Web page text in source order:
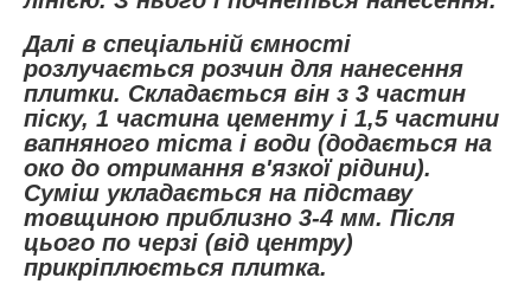
Далі в спеціальній ємності
розлучається розчин для нанесення
плитки. Складається він з 3 частин
піску, 1 частина цементу і 1,5 частини
вапняного тіста і води (додається на
око до отримання в'язкої рідини).
Суміш укладається на підставу
товщиною приблизно 3-4 мм. Після
цього по черзі (від центру)
прикріплюється плитка.